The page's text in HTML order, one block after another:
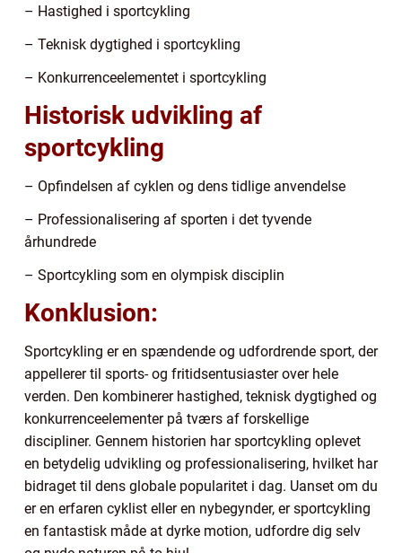
– Hastighed i sportcykling
– Teknisk dygtighed i sportcykling
– Konkurrenceelementet i sportcykling
Historisk udvikling af
sportcykling
– Opfindelsen af cyklen og dens tidlige anvendelse
– Professionalisering af sporten i det tyvende
århundrede
– Sportcykling som en olympisk disciplin
Konklusion:
Sportcykling er en spændende og udfordrende sport, der
appellerer til sports- og fritidsentusiaster over hele
verden. Den kombinerer hastighed, teknisk dygtighed og
konkurrenceelementer på tværs af forskellige
discipliner. Gennem historien har sportcykling oplevet
en betydelig udvikling og professionalisering, hvilket har
bidraget til dens globale popularitet i dag. Uanset om du
er en erfaren cyklist eller en nybegynder, er sportcykling
en fantastisk måde at dyrke motion, udfordre dig selv